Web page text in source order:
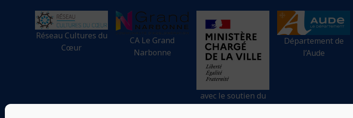
Réseau Cultures du
Cœur
CA Le Grand
Narbonne
avec le soutien du
Département de
l’Aude